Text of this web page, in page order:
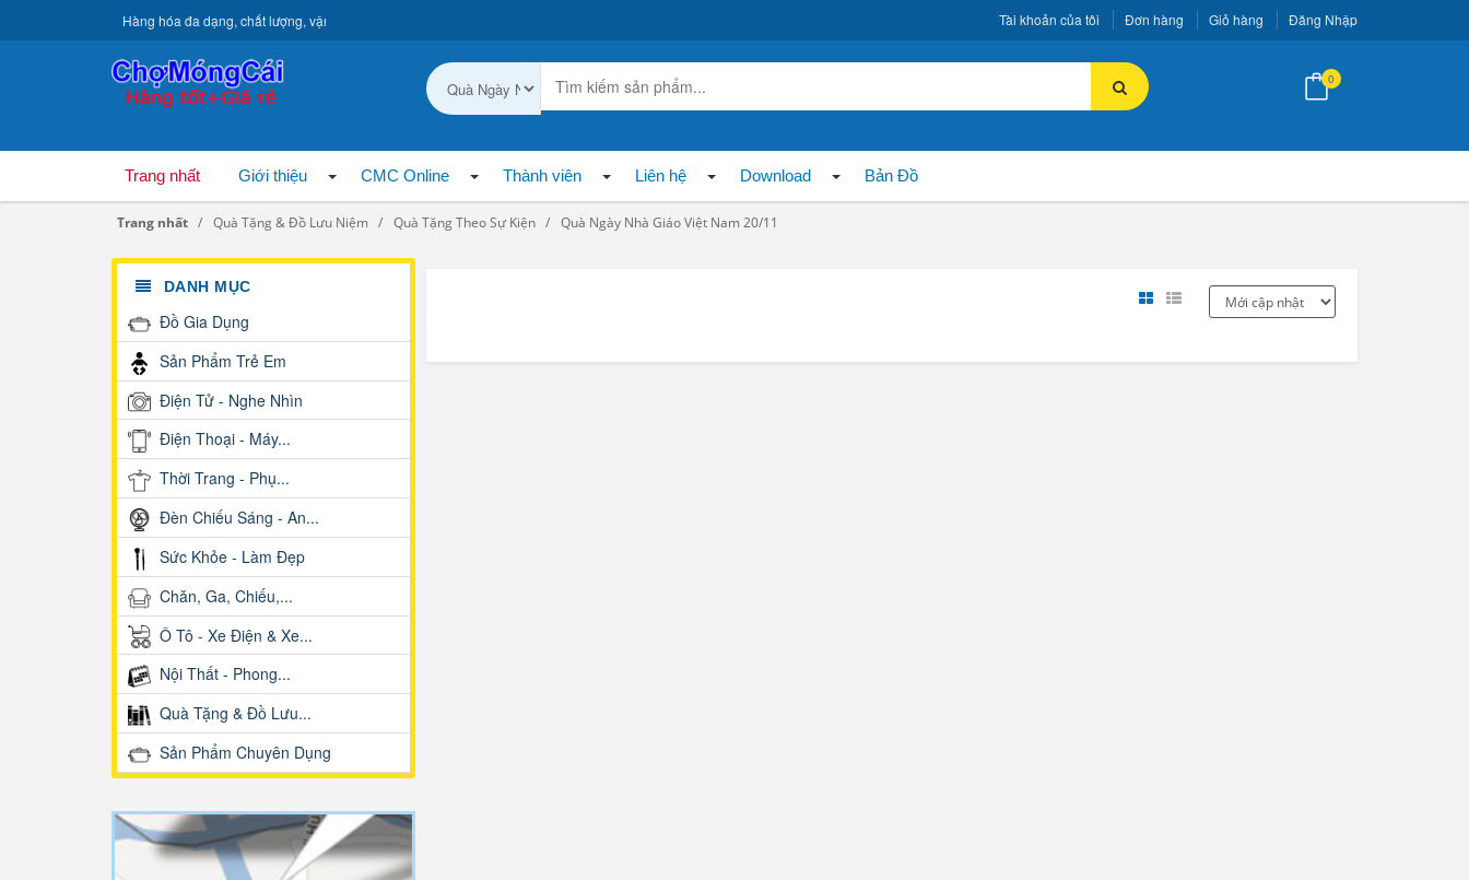
Tài khoản của tôi Đơn hàng Giỏ hàng Đăng Nhập
Hàng hóa đa dạng, chất lượng, vận chuyển toàn quốc.
0
Trang nhất Giới thiệu CMC Online Thành viên Liên hệ Download Bản Đồ
Trang nhất Quà Tặng & Đồ Lưu Niệm Quà Tặng Theo Sự Kiện Quà Ngày Nhà Giáo Việt Nam 20/11
DANH MỤC
Đồ Gia Dụng
Sản Phẩm Trẻ Em
Điện Tử - Nghe Nhìn
Điện Thoại - Máy...
Thời Trang - Phụ...
Đèn Chiếu Sáng - An...
Sức Khỏe - Làm Đẹp
Chăn, Ga, Chiếu,...
Ô Tô - Xe Điện & Xe...
Nội Thất - Phong...
Quà Tặng & Đồ Lưu...
Sản Phẩm Chuyên Dụng